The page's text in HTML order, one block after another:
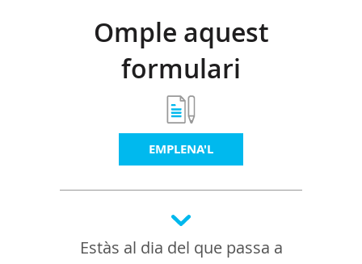
Omple aquest
formulari
EMPLENA'L
Estàs al dia del que passa a